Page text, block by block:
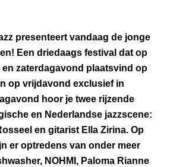
presenteert vandaag de jonge
Een driedaags festival dat op
zaterdagavond plaatsvind op
op vrijdavond exclusief in
hoor je twee rijzende
en Nederlandse jazzscene:
en gitarist Ella Zirina. Op
er optredens van onder meer
NOHMI, Paloma Rianne